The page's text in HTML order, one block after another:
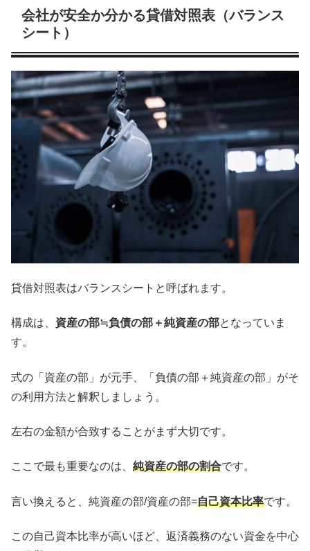
会社が安全か分かる貸借対照表（バランス
シート）
貸借対照表はバランスシートと呼ばれます。
構成は、 資産の部≒負債の部＋純資産の部となっていま
す。
式の「資産の部」が元手、「負債の部＋純資産の部」がそ
の利用方法と解釈しましょう。
左右の金額が合致することがまず大切です。
ここで最も重要なのは、 純資産の部の割合です。
言い換えると、純資産の部/資産の部=自己資本比率です。
この自己資本比率が高いほど、返済義務のない資金を中心